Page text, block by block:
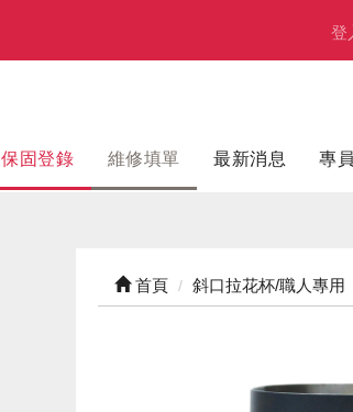
登
保固登錄 維修填單 最新消息 專
首頁 斜口拉花杯/職人專用